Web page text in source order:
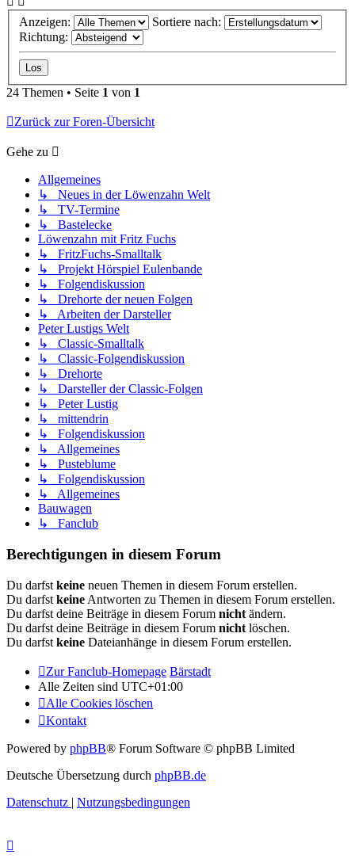
Anzeigen:
Sortiere nach:
Richtung:
24 Themen • Seite 1 von 1
Zurück zur Foren-Übersicht
Gehe zu
Allgemeines
↳ Neues in der Löwenzahn Welt
↳ TV-Termine
↳ Bastelecke
Löwenzahn mit Fritz Fuchs
↳ FritzFuchs-Smalltalk
↳ Projekt Hörspiel Eulenbande
↳ Folgendiskussion
↳ Drehorte der neuen Folgen
↳ Arbeiten der Darsteller
Peter Lustigs Welt
↳ Classic-Smalltalk
↳ Classic-Folgendiskussion
↳ Drehorte
↳ Darsteller der Classic-Folgen
↳ Peter Lustig
↳ mittendrin
↳ Folgendiskussion
↳ Allgemeines
↳ Pusteblume
↳ Folgendiskussion
↳ Allgemeines
Bauwagen
↳ Fanclub
Berechtigungen in diesem Forum
Du darfst keine neuen Themen in diesem Forum erstellen.
Du darfst keine Antworten zu Themen in diesem Forum erstellen.
Du darfst deine Beiträge in diesem Forum nicht ändern.
Du darfst deine Beiträge in diesem Forum nicht löschen.
Du darfst keine Dateianhänge in diesem Forum erstellen.
Zur Fanclub-Homepage Bärstadt
Alle Zeiten sind UTC+01:00
Alle Cookies löschen
Kontakt
Powered by phpBB® Forum Software © phpBB Limited
Deutsche Übersetzung durch phpBB.de
Datenschutz | Nutzungsbedingungen